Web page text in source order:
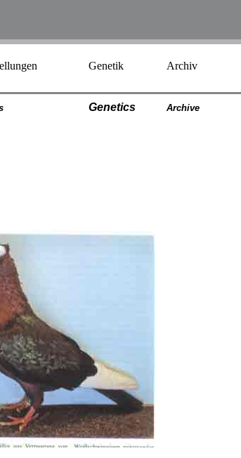
Genetik Archiv
Genetics Archive